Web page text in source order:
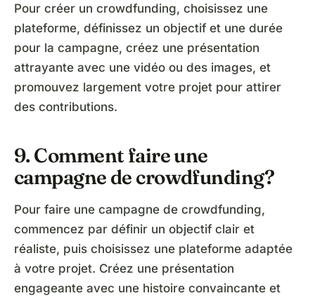
Pour créer un crowdfunding, choisissez une
plateforme, définissez un objectif et une durée
pour la campagne, créez une présentation
attrayante avec une vidéo ou des images, et
promouvez largement votre projet pour attirer
des contributions.
9. Comment faire une
campagne de crowdfunding?
Pour faire une campagne de crowdfunding,
commencez par définir un objectif clair et
réaliste, puis choisissez une plateforme adaptée
à votre projet. Créez une présentation
engageante avec une histoire convaincante et